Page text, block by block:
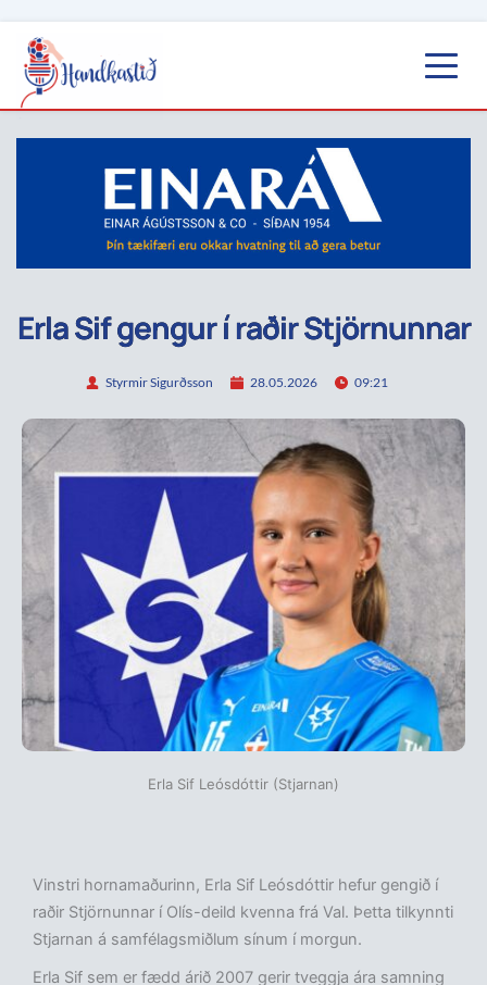
Erla Sif gengur í raðir Stjörnunnar
Styrmir Sigurðsson 28.05.2026 09:21
Erla Sif Leósdóttir (Stjarnan)
Vinstri hornamaðurinn, Erla Sif Leósdóttir hefur gengið í
raðir Stjörnunnar í Olís-deild kvenna frá Val. Þetta tilkynnti
Stjarnan á samfélagsmiðlum sínum í morgun.
Erla Sif sem er fædd árið 2007 gerir tveggja ára samning